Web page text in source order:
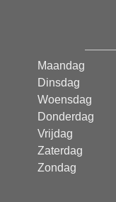
Maandag
Dinsdag
Woensdag
Donderdag
Vrijdag
Zaterdag
Zondag